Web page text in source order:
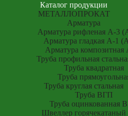
Каталог продукции
МЕТАЛЛОПРОКАТ
Арматура
Арматура рифленая А-3
Арматура гладкая А-1
Арматура
Труба профильная
Труба квадратная
Труба
Труба круглая стальная
Труба ВГП
Труба оцинкованная
Швеллер горячекатаный